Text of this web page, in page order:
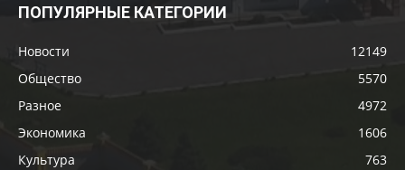
ПОПУЛЯРНЫЕ КАТЕГОРИИ
Новости
12149
Общество
5570
Разное
4972
Экономика
1606
Культура
763